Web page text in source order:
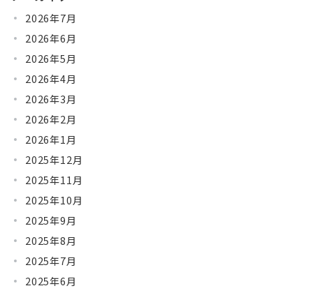
2026年7月
2026年6月
2026年5月
2026年4月
2026年3月
2026年2月
2026年1月
2025年12月
2025年11月
2025年10月
2025年9月
2025年8月
2025年7月
2025年6月